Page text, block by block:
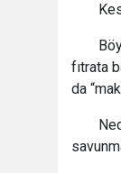
fıtrata
da